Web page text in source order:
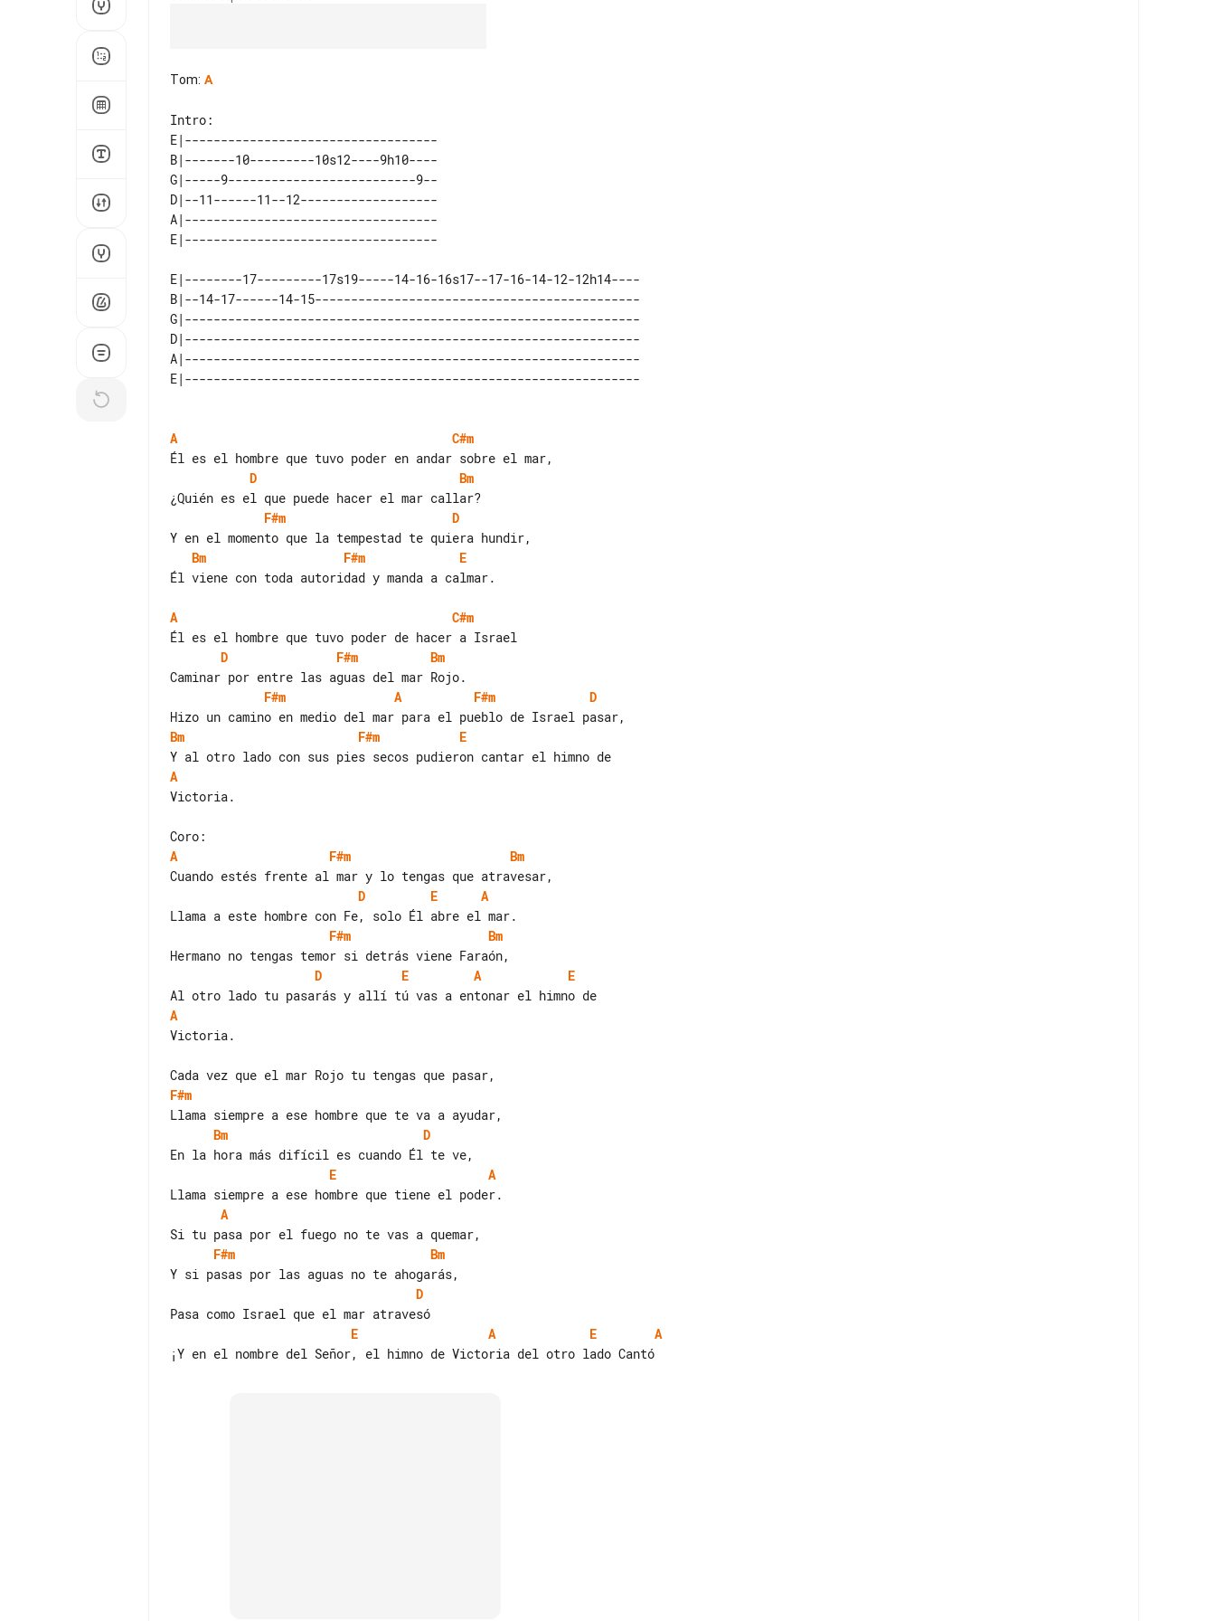
Tom: A
Intro:
E|-----------------------------------
B|-------10---------10s12----9h10----
G|-----9--------------------------9--
D|--11------11--12-------------------
A|-----------------------------------
E|--------17---------17s19-----14-16-16s17--17-16-14-12-12h14----
B|--14-17------14-15---------------------------------------------
G|---------------------------------------------------------------
D|---------------------------------------------------------------
A|---------------------------------------------------------------
A
C#m
D
Bm
F#m
D
Bm
F#m
E
Él viene con toda autoridad y manda a calmar.
A
C#m
D
F#m
Bm
F#m
A F#m
D
Bm
F#m
E
A
Victoria.
A
F#m
Bm
D
E
A
F#m
Bm
D
E A
E
A
Victoria.
F#m
Bm
D
E
A
A
F#m
Bm
D
E
A E
A